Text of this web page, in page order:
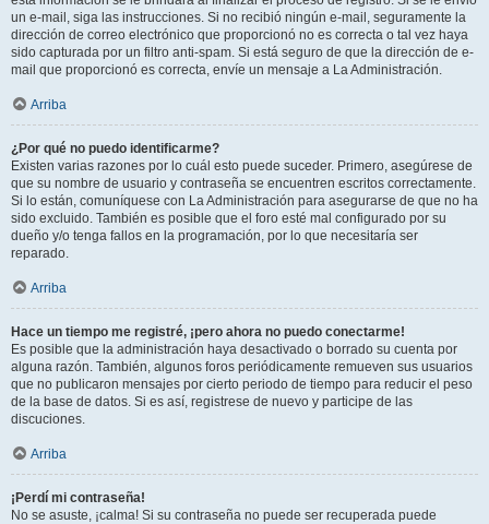
un e-mail, siga las instrucciones. Si no recibió ningún e-mail, seguramente la
dirección de correo electrónico que proporcionó no es correcta o tal vez haya
sido capturada por un filtro anti-spam. Si está seguro de que la dirección de e-
mail que proporcionó es correcta, envíe un mensaje a La Administración.
Arriba
¿Por qué no puedo identificarme?
Existen varias razones por lo cuál esto puede suceder. Primero, asegúrese de
que su nombre de usuario y contraseña se encuentren escritos correctamente.
Si lo están, comuníquese con La Administración para asegurarse de que no ha
sido excluido. También es posible que el foro esté mal configurado por su
dueño y/o tenga fallos en la programación, por lo que necesitaría ser
reparado.
Arriba
Hace un tiempo me registré, ¡pero ahora no puedo conectarme!
Es posible que la administración haya desactivado o borrado su cuenta por
alguna razón. También, algunos foros periódicamente remueven sus usuarios
que no publicaron mensajes por cierto periodo de tiempo para reducir el peso
de la base de datos. Si es así, registrese de nuevo y participe de las
discuciones.
Arriba
¡Perdí mi contraseña!
No se asuste, ¡calma! Si su contraseña no puede ser recuperada puede